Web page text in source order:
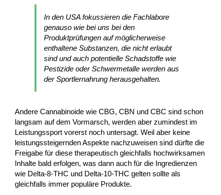
In den USA fokussieren die Fachlabore
genauso wie bei uns bei den
Produktprüfungen auf möglicherweise
enthaltene Substanzen, die nicht erlaubt
sind und auch potentielle Schadstoffe wie
Pestizide oder Schwermetalle werden aus
der Sportlernahrung herausgehalten.
Andere Cannabinoide wie CBG, CBN und CBC sind schon
langsam auf dem Vormarsch, werden aber zumindest im
Leistungssport vorerst noch untersagt. Weil aber keine
leistungssteigernden Aspekte nachzuweisen sind dürfte die
Freigabe für diese therapeutisch gleichfalls hochwirksamen
Inhalte bald erfolgen, was dann auch für die Ingredienzen
wie Delta-8-THC und Delta-10-THC gelten sollte als
gleichfalls immer populäre Produkte.